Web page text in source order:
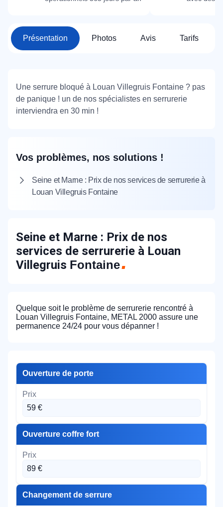
Présentation Photos Avis Tarifs
Une serrure bloqué à Louan Villegruis Fontaine ? pas
de panique ! un de nos spécialistes en serrurerie
interviendra en 30 min !
Vos problèmes, nos solutions !
Seine et Marne : Prix de nos services de serrurerie à
Louan Villegruis Fontaine
Seine et Marne : Prix de nos
services de serrurerie à Louan
Villegruis Fontaine
Quelque soit le problème de serrurerie rencontré à
Louan Villegruis Fontaine, METAL 2000 assure une
permanence 24/24 pour vous dépanner !
Ouverture de porte
59 €
Ouverture coffre fort
89 €
Changement de serrure